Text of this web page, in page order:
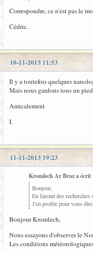
Correspondre, ce n'est pas le
Cédric.
10-11-2013 11:53
Il y a toutefois quelques
Mais nous gardons tous un
Amicalement
I.
11-11-2013 19:23
Kromlech Ar Braz a écrit
Bonjour,
En faisant des
J'en profite pour vous
Bonjour Kromlech,
Nous essayons d'observer le
Les conditions